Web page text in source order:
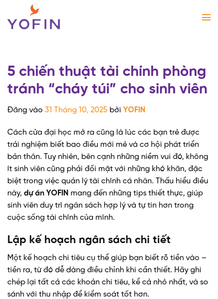
qua
5 chiến thuật tài chính phòng
tránh “cháy túi” cho sinh viên
Đăng vào 31 Tháng 10, 2025 bởi YOFIN
Cách cửa đại học mở ra cũng là lúc các bạn trẻ được
trải nghiệm biết bao điều mới mẻ và cơ hội phát triển
bản thân. Tuy nhiên, bên cạnh những niềm vui đó, không
ít sinh viên cũng phải đối mặt với những khó khăn, đặc
biệt trong việc quản lý tài chính cá nhân. Thấu hiểu điều
này, dự án YOFIN mang đến những tips thiết thực, giúp
sinh viên duy trì ngân sách hợp lý và tự tin hơn trong
cuộc sống tài chính của mình.
Lập kế hoạch ngân sách chi tiết
Một kế hoạch chi tiêu cụ thể giúp bạn biết rõ tiền vào –
tiền ra, từ đó dễ dàng điều chỉnh khi cần thiết. Hãy ghi
chép lại tất cả các khoản chi tiêu, kể cả nhỏ nhất, và so
sánh với thu nhập để kiểm soát tốt hơn.